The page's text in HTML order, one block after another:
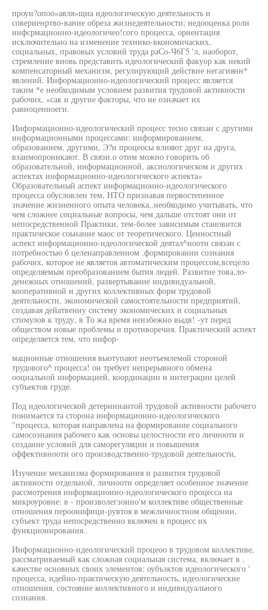
проуи?опоо»авля»щиа идеологическую деятельность и
совериенртво-вание обреза жизнедеятельности; недооценка роли
инфсрмационно-идеологичео!сого процесса, ориентация
исключительно на изменение технико-вкономичаских,
социальных, правовых условий труда раСо-Ч6Г5 'л, наоборот,
стремление вновь представить идеологический факуор как некий
компенсаторный механизм, регулирующий действие негагиянн*
явлений. Информационно-идеологический процесс является
таким *е необходимым условием развития трудовой активности
рабочих, »сак и другие факторы, что не означает их
равноценноеги.
Информационно-идеологический процесс тесно связан с другими
информационными процессами: информированием,
образованием, другими, Э?и процеосы влияют друг на друга,
взаимопроникают. В связи.о отим можно говорить об
образовательной, информационной, аксиологическом и других
аспектах информационно-идеологического аспекта»
Образовательный аспект информационно-идеологического
процесса обусловлен тем, НТО признавая первостепенное
значение жизненного опыта человека,.необходимо учитывать, что
чем сложнее социальные вопросы, чем дальше отстоят они от
непосредственной Практики, тем-более зависимым становится
практическое соьнание маос от теоретического. Ценностный
аспект информационно-идеологической деятал^нооти связан с
потребностью б целенаправленном .формировании сознания
рабочих, которое не являетоя автоматическим процессом,всецело
определяемым преобразованием бытия людей. Развитие това,ло-
денежных отношений, развертывание индивидуальной,
кооперативной и других коллективных форм трудовой
деятельности, экономической самостоятельности предприятий,
создавая дейатвенну систему экономических и социальных
стимулов к труду, в То жа время неизбежно выдв! -ут перед
обществом новые проблемы и противоречия. Практический аспект
определяется тем, что инфор-
мационные отношения выотупают неотъемлемой стороной
трудового^ процесса! он требует непрерывного обмена
ооциальной информацией, координации и интеграции целей
субъектов груде.
Под идеологической детернинантой трудовой активности рабочего
понимается та сторона информационно-идеологического
"процесса, которая направлена на формирование социального
самосознания рабочего как основы целостности его личнооти и
создание условий для саморегуляции и повышения
оффективнооти ого производственно-трудовой деятельности,
Изучение механизма формирования и развития трудовой
активности отдельной, личнооти определяет особенное значение
рассмотрения информационно-идеологического процесса на
микроуровне: в - произволегзонно'м коллективе общественные
отношения пероонифици-рувтоя в межличностном общении,
субъект труда непосредственно включен в процесс их
функционирования..
Информационно-идеологический процеоо в трудовом коллективе,
рассматриваемый как сложная социальная система, включает в .
качестве основных своих элементов: оубъзктов идеологического '
процесса, идейно-практическую деятельность, идеологические
отношения, состояние коллективного и индивидуального
сознания.